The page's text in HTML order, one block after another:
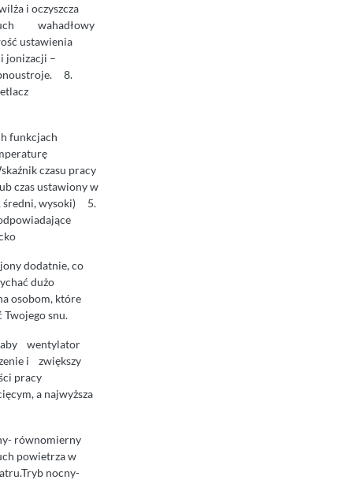
i oczyszcza
ruch wahadłowy
ustawienia
jonizacji –
8.
funkcjach
czasu pracy
czas ustawiony w
średni, wysoki) 5.
dodatnie, co
dużo
osobom, które
Twojego snu.
aby wentylator
i zwiększy
pracy
a najwyższa
równomierny
powietrza w
nocny-